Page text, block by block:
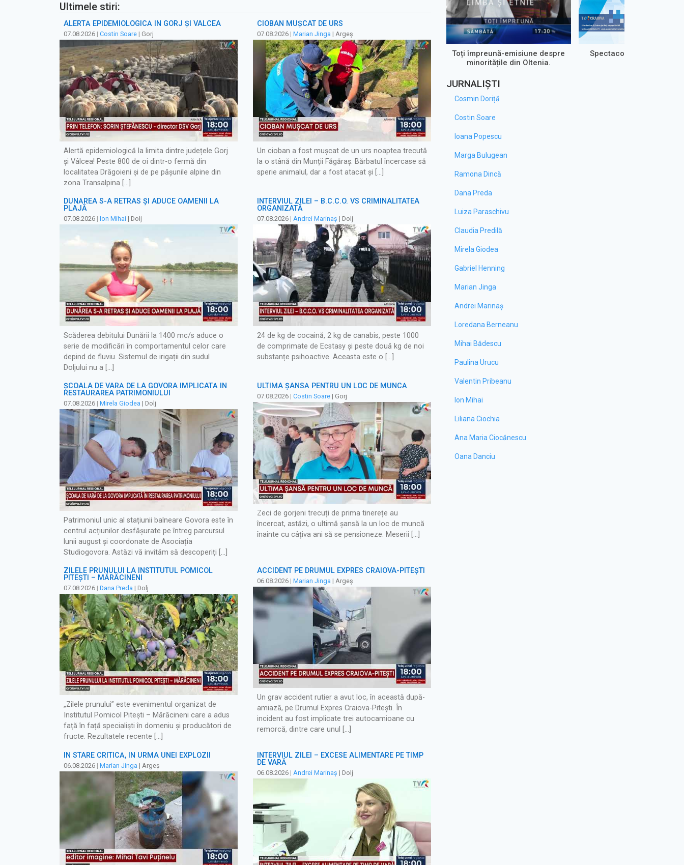
Ultimele stiri:
ALERTĂ EPIDEMIOLOGICĂ ÎN GORJ ȘI VÂLCEA
07.08.2026 | Costin Soare | Gorj
Alertă epidemiologică la limita dintre județele Gorj
și Vâlcea! Peste 800 de oi dintr-o fermă din
localitatea Drăgoieni și de pe pășunile alpine din
zona Transalpina […]
CIOBAN MUȘCAT DE URS
07.08.2026 | Marian Jinga | Argeș
Un cioban a fost mușcat de un urs noaptea trecută
la o stână din Munții Făgăraș. Bărbatul încercase să
sperie animalul, dar a fost atacat și […]
DUNĂREA S-A RETRAS ŞI ADUCE OAMENII LA
PLAJĂ
07.08.2026 | Ion Mihai | Dolj
Scăderea debitului Dunării la 1400 mc/s aduce o
serie de modificări în comportamentul celor care
depind de fluviu. Sistemul de irigații din sudul
Doljului nu a […]
INTERVIUL ZILEI – B.C.C.O. VS CRIMINALITATEA
ORGANIZATĂ
07.08.2026 | Andrei Marinaș | Dolj
24 de kg de cocaină, 2 kg de canabis, peste 1000
de comprimate de Ecstasy și peste două kg de noi
substanțe psihoactive. Aceasta este o […]
ȘCOALA DE VARĂ DE LA GOVORA IMPLICATĂ ÎN
RESTAURAREA PATRIMONIULUI
07.08.2026 | Mirela Giodea | Dolj
Patrimoniul unic al stațiunii balneare Govora este în
centrul acțiunilor desfășurate pe întreg parcursul
lunii august și coordonate de Asociația
Studiogovora. Astăzi vă invităm să descoperiți […]
ULTIMA ȘANSĂ PENTRU UN LOC DE MUNCĂ
07.08.2026 | Costin Soare | Gorj
Zeci de gorjeni trecuți de prima tinerețe au
încercat, astăzi, o ultimă șansă la un loc de muncă
înainte cu câțiva ani să se pensioneze. Meserii […]
ZILELE PRUNULUI LA INSTITUTUL POMICOL
PITEȘTI – MĂRĂCINENI
07.08.2026 | Dana Preda | Dolj
„Zilele prunului” este evenimentul organizat de
Institutul Pomicol Pitești – Mărăcineni care a adus
față în față specialiști în domeniu și producători de
fructe. Rezultatele recente […]
ACCIDENT PE DRUMUL EXPRES CRAIOVA-PITEȘTI
06.08.2026 | Marian Jinga | Argeș
Un grav accident rutier a avut loc, în această după-
amiază, pe Drumul Expres Craiova-Pitești. În
incident au fost implicate trei autocamioane cu
remorcă, dintre care unul […]
ÎN STARE CRITICĂ, ÎN URMA UNEI EXPLOZII
06.08.2026 | Marian Jinga | Argeș
INTERVIUL ZILEI – EXCESE ALIMENTARE PE TIMP
DE VARĂ
06.08.2026 | Andrei Marinaș | Dolj
Toți împreună-emisiune despre
minoritățile din Oltenia.
Spectacole live TVR
JURNALIȘTI
Cosmin Doriță
Costin Soare
Ioana Popescu
Marga Bulugean
Ramona Dincă
Dana Preda
Luiza Paraschivu
Claudia Predilă
Mirela Giodea
Gabriel Henning
Marian Jinga
Andrei Marinaș
Loredana Berneanu
Mihai Bădescu
Paulina Urucu
Valentin Pribeanu
Ion Mihai
Liliana Ciochia
Ana Maria Ciocănescu
Oana Danciu